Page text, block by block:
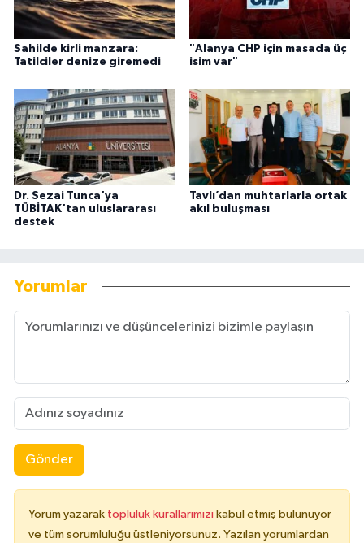
Sahilde kirli manzara:
Tatilciler denize giremedi
"Alanya CHP için masada üç
isim var"
Dr. Sezai Tunca'ya
TÜBİTAK'tan uluslararası
destek
Tavlı’dan muhtarlarla ortak
akıl buluşması
Yorumlar
Gönder
Yorum yazarak topluluk kurallarımızı kabul etmiş bulunuyor
ve tüm sorumluluğu üstleniyorsunuz. Yazılan yorumlardan